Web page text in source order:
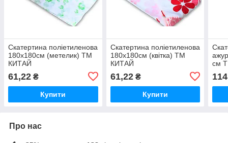
Скатертина поліетиленова
180х180см (метелик) ТМ
КИТАЙ
61,22 ₴
Купити
Скатертина поліетиленова
180х180см (квітка) ТМ
КИТАЙ
61,22₴
Купити
см
Про нас